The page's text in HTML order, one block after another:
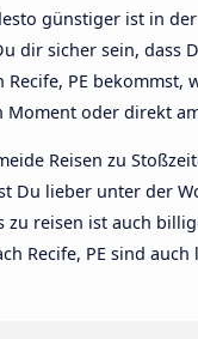
günstiger ist in der
dir sicher sein, dass
Recife, PE bekommst,
Moment oder direkt
Reisen zu
Du lieber unter der
zu reisen ist auch
Recife, PE sind auch